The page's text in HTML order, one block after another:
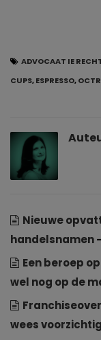
ADVOCAAT IE
CUPS,ESPRESSO,
Nieuwe
handelsnamen
Een beroep
wel nog op de
wees